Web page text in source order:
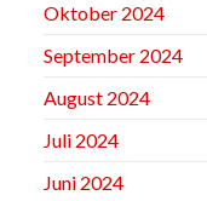
Oktober 2024
September 2024
August 2024
Juli 2024
Juni 2024